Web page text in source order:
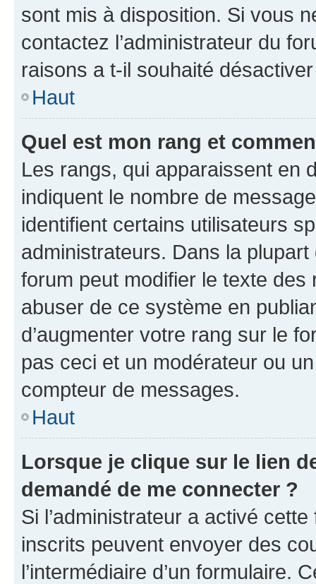
sont mis à disposition. Si vous
contactez l’administrateur du
raisons a t-il souhaité
Haut
Quel est mon rang et
Les rangs, qui apparaissent en
indiquent le nombre de
identifient certains utilisateurs
administrateurs. Dans la
forum peut modifier le texte
abuser de ce système en
d’augmenter votre rang sur le
pas ceci et un modérateur ou
compteur de messages.
Haut
Lorsque je clique sur le lien
demandé de me connecter ?
Si l’administrateur a activé
inscrits peuvent envoyer des
l’intermédiaire d’un formulaire.